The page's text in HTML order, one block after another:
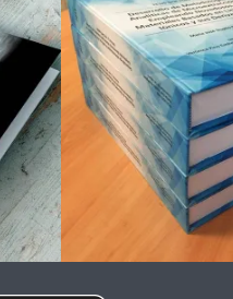
de
Impresión